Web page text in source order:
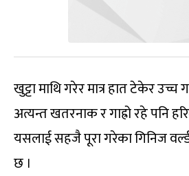
खुट्टा माथि गरेर मात्र हात टेकेर उच्च
अत्यन्त खतरनाक र गाह्रो रहे पनि
यसलाई सहजै पूरा गरेका गिनिज
छ ।